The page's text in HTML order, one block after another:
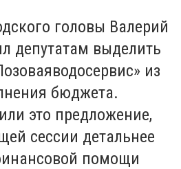
головы Валерий
депутатам выделить
» из
бюджета.
это предложение,
сессии детальнее
помощи